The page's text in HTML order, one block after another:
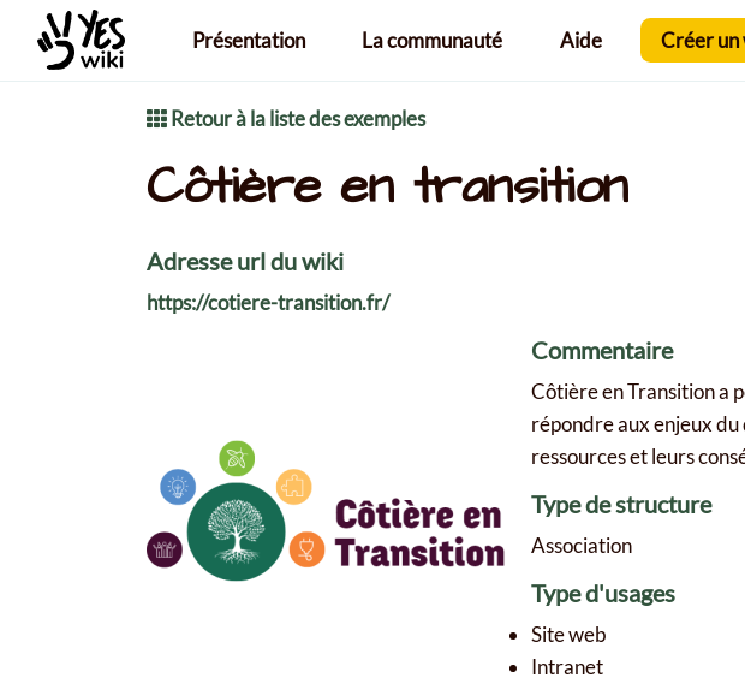
Aller au contenu principalPrésentation La communauté Aide Créer un
Retour à la liste des exemples
Côtière en transition
Adresse url du wiki
https://cotiere-transition.fr/
Commentaire
Côtière en Transition a
répondre aux enjeux
ressources et leurs
Type de structure
Association
Type d'usages
Site web
Intranet